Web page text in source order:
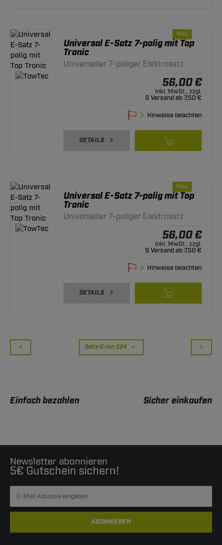
Neu
Universal E-Satz 7-polig mit Top
Tronic
Universeller 7-poliger Elektrosatz
56,00 €
inkl. MwSt., zzgl.
S Versand ab 7,50 €
Hinweise beachten
DETAILS
Neu
Universal E-Satz 7-polig mit Top
Tronic
Universeller 7-poliger Elektrosatz
56,00 €
inkl. MwSt., zzgl.
S Versand ab 7,50 €
Hinweise beachten
DETAILS
Seite 6 von 224
Einfach bezahlen Sicher einkaufen
Newsletter abonnieren
5€ Gutschein sichern!
ABONNIEREN